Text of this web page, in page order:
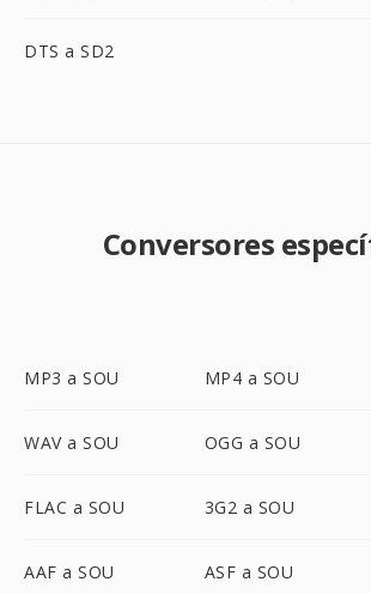
DTS a SD2
Conversores
MP3 a SOU MP4 a SOU
WAV a SOU OGG a SOU
FLAC a SOU 3G2 a SOU
AAF a SOU ASF a SOU